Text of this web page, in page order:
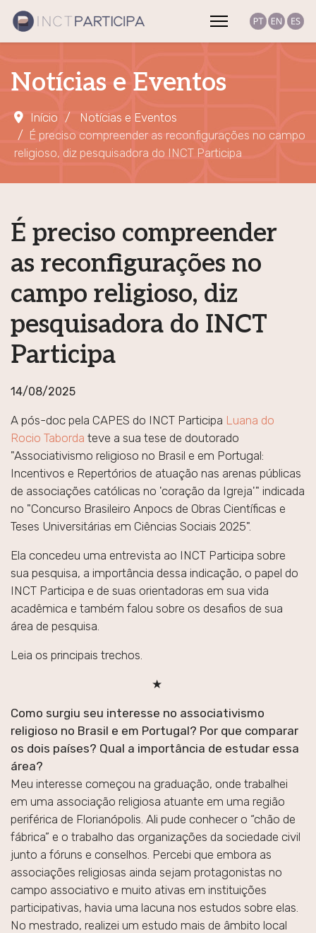
Notícias e Eventos
Início
Notícias e Eventos
É preciso compreender as reconfigurações no campo
religioso, diz pesquisadora do INCT Participa
É preciso compreender
as reconfigurações no
campo religioso, diz
pesquisadora do INCT
Participa
14/08/2025
A pós-doc pela CAPES do INCT Participa Luana do
Rocio Taborda teve a sua tese de doutorado
"Associativismo religioso no Brasil e em Portugal:
Incentivos e Repertórios de atuação nas arenas públicas
de associações católicas no 'coração da Igreja'" indicada
no "Concurso Brasileiro Anpocs de Obras Científicas e
Teses Universitárias em Ciências Sociais 2025".
Ela concedeu uma entrevista ao INCT Participa sobre
sua pesquisa, a importância dessa indicação, o papel do
INCT Participa e de suas orientadoras em sua vida
acadêmica e também falou sobre os desafios de sua
área de pesquisa.
Leia os principais trechos.
★
Como surgiu seu interesse no associativismo
religioso no Brasil e em Portugal? Por que comparar
os dois países? Qual a importância de estudar essa
área?
Meu interesse começou na graduação, onde trabalhei
em uma associação religiosa atuante em uma região
periférica de Florianópolis. Ali pude conhecer o “chão de
fábrica” e o trabalho das organizações da sociedade civil
junto a fóruns e conselhos. Percebi que embora as
associações religiosas ainda sejam protagonistas no
campo associativo e muito ativas em instituições
participativas, havia uma lacuna nos estudos sobre elas.
No mestrado, realizei um estudo mais de âmbito local